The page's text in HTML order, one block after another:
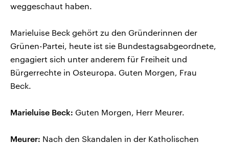
weggeschaut haben.
Marieluise Beck gehört zu den Gründerinnen der
Grünen-Partei, heute ist sie Bundestagsabgeordnete,
engagiert sich unter anderem für Freiheit und
Bürgerrechte in Osteuropa. Guten Morgen, Frau
Beck.
Marieluise Beck: Guten Morgen, Herr Meurer.
Meurer: Nach den Skandalen in der Katholischen